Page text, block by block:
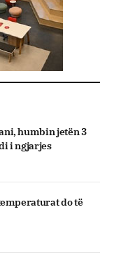
humbin jetën 3
i ngjarjes
do të